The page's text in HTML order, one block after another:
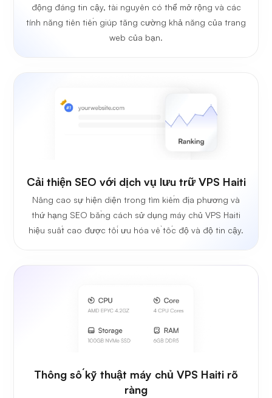
động đáng tin cậy, tài nguyên có thể mở rộng và các
tính năng tiên tiến giúp tăng cường khả năng của trang
web của bạn.
Cải thiện SEO với dịch vụ lưu trữ VPS Haiti
Nâng cao sự hiện diện trong tìm kiếm địa phương và
thứ hạng SEO bằng cách sử dụng máy chủ VPS Haiti
hiệu suất cao được tối ưu hóa về tốc độ và độ tin cậy.
Thông số kỹ thuật máy chủ VPS Haiti rõ
ràng